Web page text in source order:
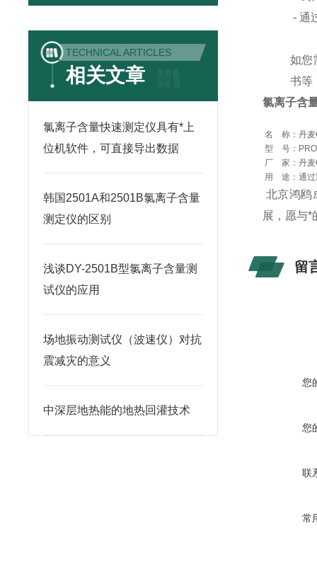
TECHNICAL ARTICLES
相关文章
氯离子含量快速测定仪具有*上
位机软件，可直接导出数据
韩国2501A和2501B氯离子含量
测定仪的区别
浅谈DY-2501B型氯离子含量测
试仪的应用
场地振动测试仪（波速仪）对抗
震减灾的意义
中深层地热能的地热回灌技术
- 通
如您
书等
氯离子含
名 称：丹
型 号：
厂 家：丹
用 途：通
北京鸿鸥
展，愿与*
留
您
您
联
常